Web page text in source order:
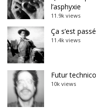
l’asphyxie
11.9k views
Ça s’est
11.4k views
Futur
10k views